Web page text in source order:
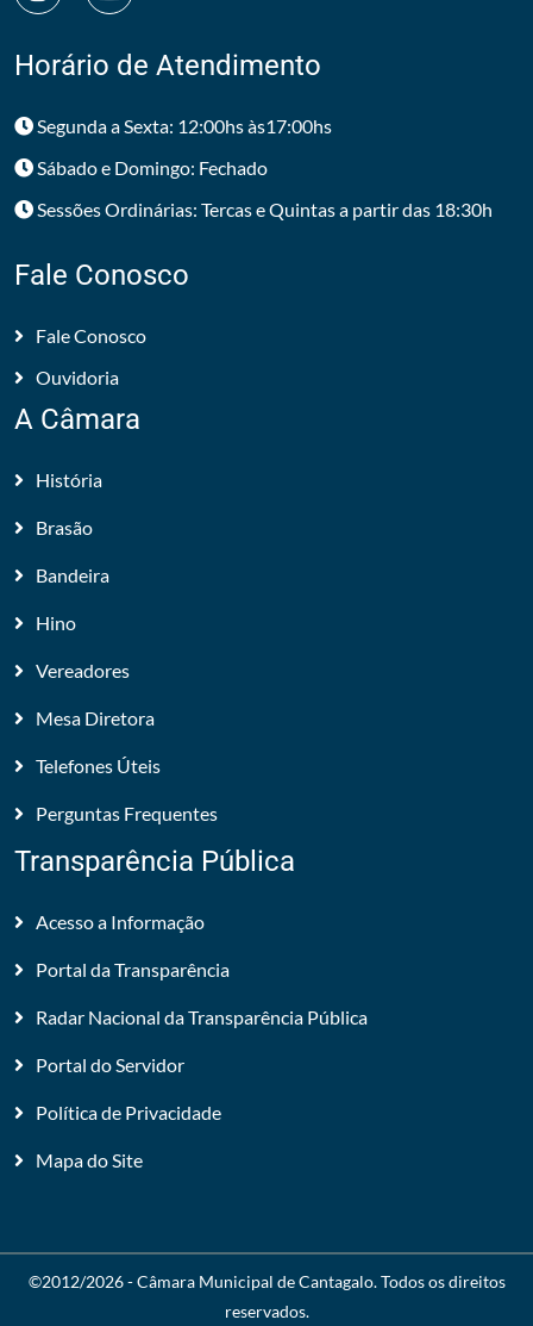
Horário de Atendimento
Segunda a Sexta: 12:00hs às17:00hs
Sábado e Domingo: Fechado
Sessões Ordinárias: Tercas e Quintas a partir das 18:30h
Fale Conosco
Fale Conosco
Ouvidoria
A Câmara
História
Brasão
Bandeira
Hino
Vereadores
Mesa Diretora
Telefones Úteis
Perguntas Frequentes
Transparência Pública
Acesso a Informação
Portal da Transparência
Radar Nacional da Transparência Pública
Portal do Servidor
Política de Privacidade
Mapa do Site
©2012/2026 -Câmara Municipal de Cantagalo. Todos os direitos
reservados.